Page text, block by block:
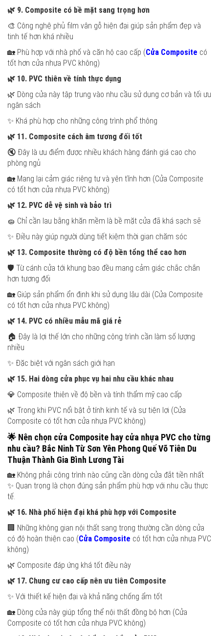
🌿 9. Composite có bề mặt sang trọng hơn
🎨 Công nghệ phủ film vân gỗ hiện đại giúp sản phẩm đẹp và
tinh tế hơn khá nhiều
🏡 Phù hợp với nhà phố và căn hộ cao cấp (Cửa Composite có
tốt hơn cửa nhựa PVC không)
🌿 10. PVC thiên về tính thực dụng
🌿 Dòng cửa này tập trung vào nhu cầu sử dụng cơ bản và tối ưu
ngân sách
✨ Khá phù hợp cho những công trình phổ thông
🌿 11. Composite cách âm tương đối tốt
🔇 Đây là ưu điểm được nhiều khách hàng đánh giá cao cho
phòng ngủ
🏡 Mang lại cảm giác riêng tư và yên tĩnh hơn (Cửa Composite
có tốt hơn cửa nhựa PVC không)
🌿 12. PVC dễ vệ sinh và bảo trì
🧽 Chỉ cần lau bằng khăn mềm là bề mặt cửa đã khá sạch sẽ
✨ Điều này giúp người dùng tiết kiệm thời gian chăm sóc
🌿 13. Composite thường có độ bền tổng thể cao hơn
🛡️ Từ cánh cửa tới khung bao đều mang cảm giác chắc chắn
hơn tương đối
🏡 Giúp sản phẩm ổn định khi sử dụng lâu dài (Cửa Composite
có tốt hơn cửa nhựa PVC không)
🌿 14. PVC có nhiều mẫu mã giá rẻ
🏠 Đây là lợi thế lớn cho những công trình cần làm số lượng
nhiều
✨ Đặc biệt với ngân sách giới hạn
🌿 15. Hai dòng cửa phục vụ hai nhu cầu khác nhau
💎 Composite thiên về độ bền và tính thẩm mỹ cao cấp
🌿 Trong khi PVC nổi bật ở tính kinh tế và sự tiện lợi (Cửa
Composite có tốt hơn cửa nhựa PVC không)
🌟 Nên chọn cửa Composite hay cửa nhựa PVC cho từng
nhu cầu? Bắc Ninh Từ Sơn Yên Phong Quế Võ Tiên Du
Thuận Thành Gia Bình Lương Tài
🏡 Không phải công trình nào cũng cần dòng cửa đắt tiền nhất
✨ Quan trọng là chọn đúng sản phẩm phù hợp với nhu cầu thực
tế.
🌿 16. Nhà phố hiện đại khá phù hợp với Composite
🏢 Những không gian nội thất sang trọng thường cần dòng cửa
có độ hoàn thiện cao (Cửa Composite có tốt hơn cửa nhựa PVC
không)
🌿 Composite đáp ứng khá tốt điều này
🌿 17. Chung cư cao cấp nên ưu tiên Composite
✨ Với thiết kế hiện đại và khả năng chống ẩm tốt
🏡 Dòng cửa này giúp tổng thể nội thất đồng bộ hơn (Cửa
Composite có tốt hơn cửa nhựa PVC không)